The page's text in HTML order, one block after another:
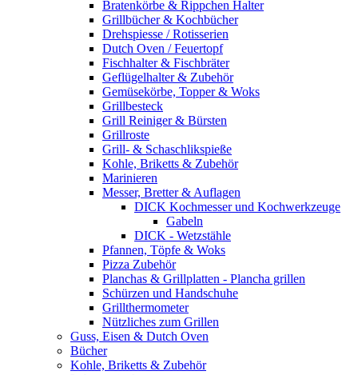
Bratenkörbe & Rippchen Halter
Grillbücher & Kochbücher
Drehspiesse / Rotisserien
Dutch Oven / Feuertopf
Fischhalter & Fischbräter
Geflügelhalter & Zubehör
Gemüsekörbe, Topper & Woks
Grillbesteck
Grill Reiniger & Bürsten
Grillroste
Grill- & Schaschlikspieße
Kohle, Briketts & Zubehör
Marinieren
Messer, Bretter & Auflagen
DICK Kochmesser und Kochwerkzeuge
Gabeln
DICK - Wetzstähle
Pfannen, Töpfe & Woks
Pizza Zubehör
Planchas & Grillplatten - Plancha grillen
Schürzen und Handschuhe
Grillthermometer
Nützliches zum Grillen
Guss, Eisen & Dutch Oven
Bücher
Kohle, Briketts & Zubehör